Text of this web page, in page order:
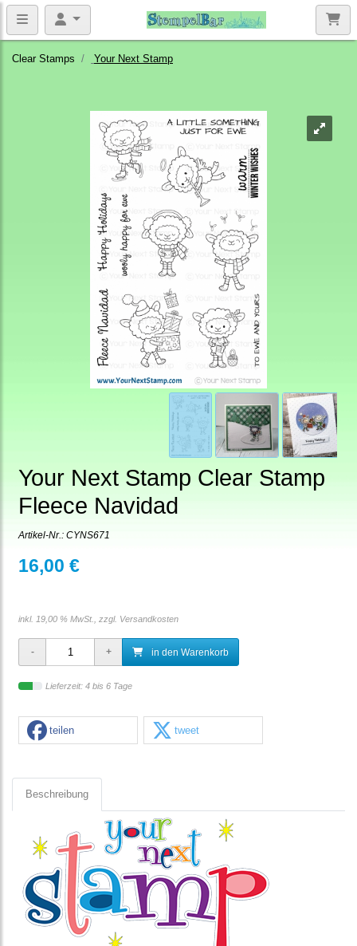
Clear Stamps Your Next Stamp
Your Next Stamp Clear Stamp
Fleece Navidad
Artikel-Nr.: CYNS671
16,00 €
inkl. 19,00 % MwSt., zzgl. Versandkosten
in den Warenkorb
Lieferzeit: 4 bis 6 Tage
teilen tweet
Beschreibung